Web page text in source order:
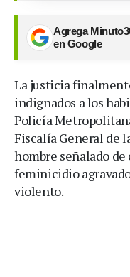
Agrega
en Google
La justicia
indignados a los
Policía
Fiscalía General de
hombre señalado
feminicidio
violento.